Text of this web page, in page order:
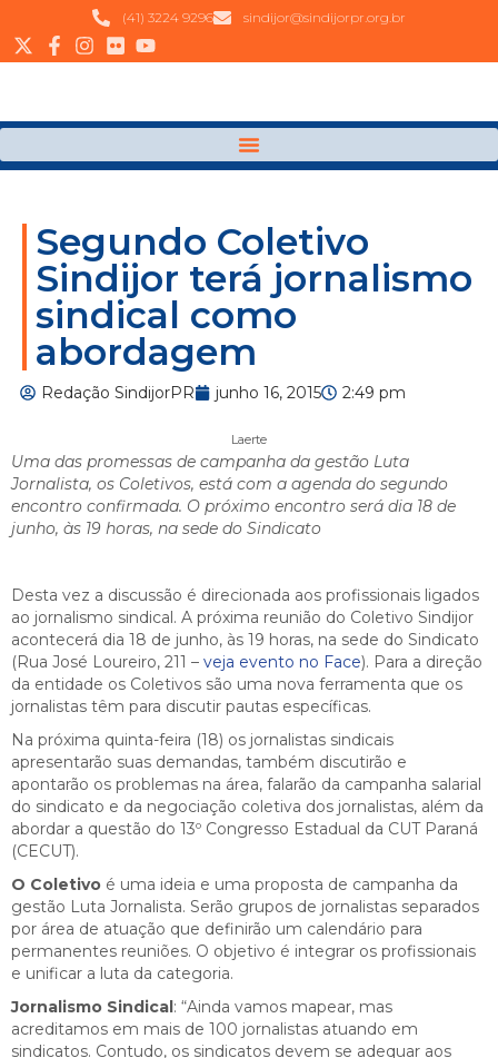
(41) 3224 9296 sindijor@sindijorpr.org.br
Segundo Coletivo
Sindijor terá jornalismo
sindical como
abordagem
Redação SindijorPR junho 16, 2015 2:49 pm
Laerte
Uma das promessas de campanha da gestão Luta
Jornalista, os Coletivos, está com a agenda do segundo
encontro confirmada. O próximo encontro será dia 18 de
junho, às 19 horas, na sede do Sindicato
Desta vez a discussão é direcionada aos profissionais ligados
ao jornalismo sindical. A próxima reunião do Coletivo Sindijor
acontecerá dia 18 de junho, às 19 horas, na sede do Sindicato
(Rua José Loureiro, 211 – veja evento no Face). Para a direção
da entidade os Coletivos são uma nova ferramenta que os
jornalistas têm para discutir pautas específicas.
Na próxima quinta-feira (18) os jornalistas sindicais
apresentarão suas demandas, também discutirão e
apontarão os problemas na área, falarão da campanha salarial
do sindicato e da negociação coletiva dos jornalistas, além da
abordar a questão do 13º Congresso Estadual da CUT Paraná
(CECUT).
O Coletivo é uma ideia e uma proposta de campanha da
gestão Luta Jornalista. Serão grupos de jornalistas separados
por área de atuação que definirão um calendário para
permanentes reuniões. O objetivo é integrar os profissionais
e unificar a luta da categoria.
Jornalismo Sindical: “Ainda vamos mapear, mas
acreditamos em mais de 100 jornalistas atuando em
sindicatos. Contudo, os sindicatos devem se adequar aos